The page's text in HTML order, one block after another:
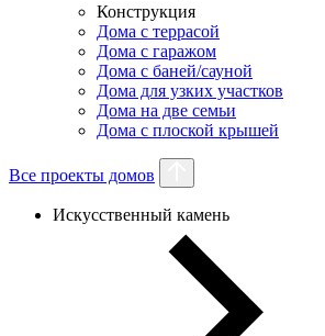
Конструкция
Дома с террасой
Дома с гаражом
Дома с баней/сауной
Дома для узких участков
Дома на две семьи
Дома с плоской крышей
Все проекты домов
Искусственный камень